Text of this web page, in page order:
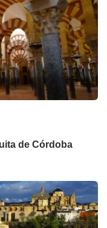
de Córdoba